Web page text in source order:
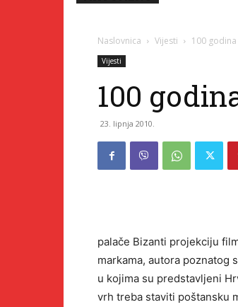
Naslovnica Vijesti 100
Vijesti
100
23. lipnja 2010.
palače Bizanti projekciju
markama, autora poznatog
u kojima su predstavljeni
vrh treba staviti poštansku